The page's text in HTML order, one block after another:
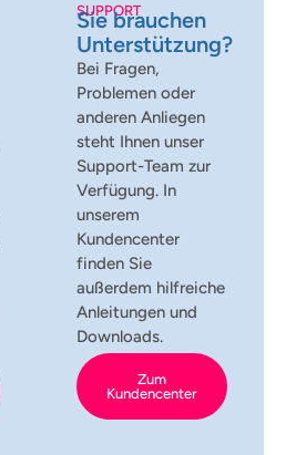
SUPPORT
Sie brauchen
Unterstützung?
Bei Fragen,
Problemen oder
anderen Anliegen
steht Ihnen unser
Support-Team zur
Verfügung. In
unserem
Kundencenter
finden Sie
außerdem hilfreiche
Anleitungen und
Downloads.
Zum
Kundencenter